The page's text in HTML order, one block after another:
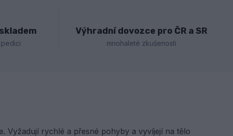
Výhradní dovozce pro ČR a SR
mnohaleté zkušenosti
Vyžadují rychlé a přesné pohyby a vyvíjejí na tělo